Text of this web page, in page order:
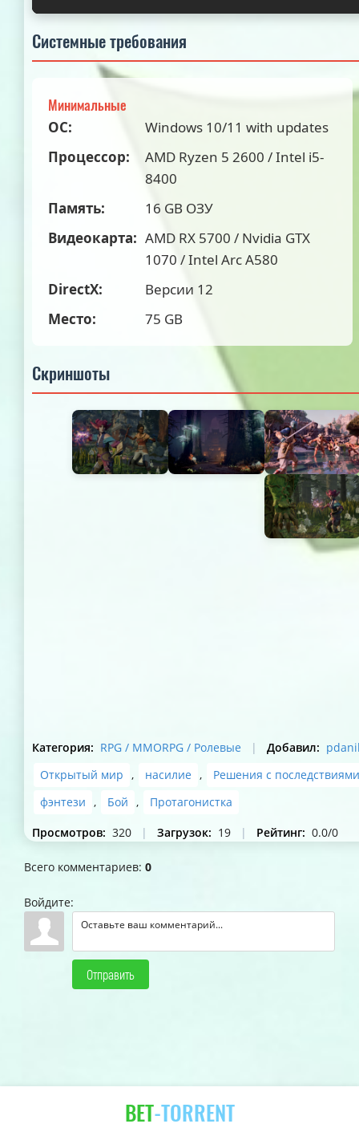
Системные требования
Минимальные
ОС:
Windows 10/11 with updates
Процессор:
AMD Ryzen 5 2600 / Intel i5-
8400
Память:
16 GB ОЗУ
Видеокарта: AMD RX 5700 / Nvidia GTX
1070 / Intel Arc A580
DirectX:
Версии 12
Место:
75 GB
Скриншоты
Категория: RPG / MMORPG / Ролевые | Добавил:
Открытый мир , насилие ,
Решения с последствиями
фэнтези , Бой ,
Протагонистка
Просмотров: 320 | Загрузок: 19 | Рейтинг: 0.0/0
Всего комментариев: 0
Войдите:
Отправить
BET-TORRENT